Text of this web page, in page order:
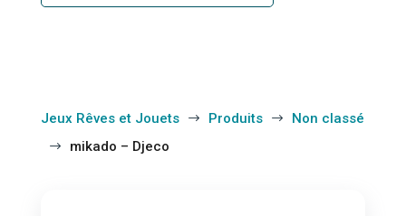
Jeux Rêves et Jouets $ Produits $ Non classé
$ mikado – Djeco